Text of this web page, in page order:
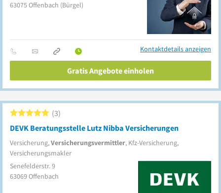
63075Offenbach (Bürgel)
Kontaktdetails anzeigen
Gratis Angebote einholen
DEVK Beratungsstelle Lutz Nibba Versicherungen
Versicherung,Versicherungsvermittler, Kfz-Versicherung,
Versicherungsmakler
3
Senefelderstr. 9
63069Offenbach